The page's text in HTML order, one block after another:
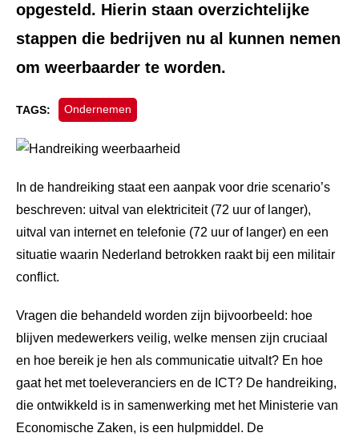
opgesteld. Hierin staan overzichtelijke
stappen die bedrijven nu al kunnen nemen
om weerbaarder te worden.
TAGS: Ondernemen
In de handreiking staat een aanpak voor drie scenario’s
beschreven: uitval van elektriciteit (72 uur of langer),
uitval van internet en telefonie (72 uur of langer) en een
situatie waarin Nederland betrokken raakt bij een militair
conflict.
Vragen die behandeld worden zijn bijvoorbeeld: hoe
blijven medewerkers veilig, welke mensen zijn cruciaal
en hoe bereik je hen als communicatie uitvalt? En hoe
gaat het met toeleveranciers en de ICT? De handreiking,
die ontwikkeld is in samenwerking met het Ministerie van
Economische Zaken, is een hulpmiddel. De